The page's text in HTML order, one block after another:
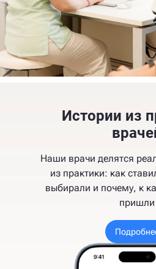
Истории из
Наши врачи делятся
из практики: как
выбирали и почему, к
пришли